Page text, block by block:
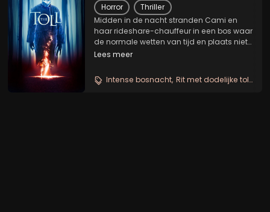
Horror
Thriller
Midden in de nacht stranden Cami en
haar rideshare-chauffeur in een bos waar
de normale wetten van tijd en plaats niet
van toepassing lijken. De schimmen en
een niet mis te verstane boodschap. De
enige manier...
Lees meer
Intense bosnacht Rit met dodelijke tol